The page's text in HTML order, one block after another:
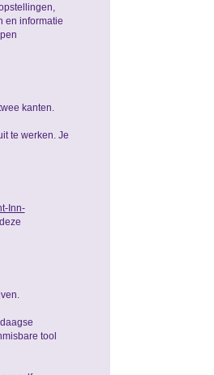
en informatie
kanten.
te werken. Je
Inn-
tool